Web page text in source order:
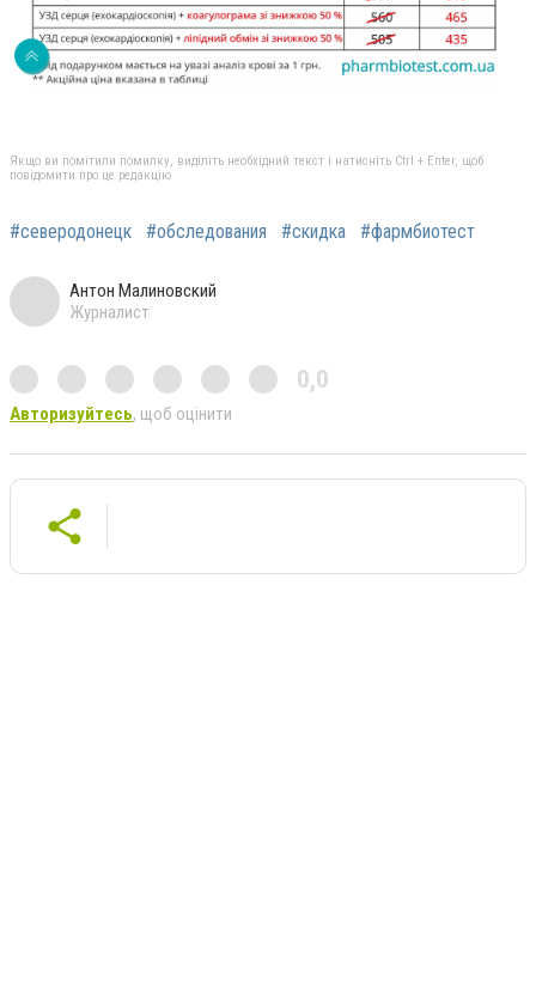
Якщо ви помітили помилку, виділіть необхідний текст і натисніть Ctrl + Enter, щоб
повідомити про це редакцію
#северодонецк #обследования #скидка #фармбиотест
Антон Малиновский
Журналист
0,0
Авторизуйтесь, щоб оцінити